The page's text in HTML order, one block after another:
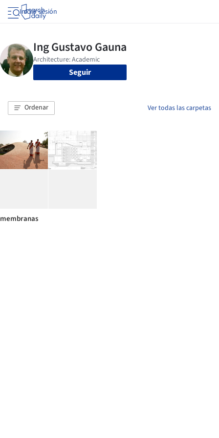
Iniciar sesión
Seguir
Ordenar Ver todas las carpetas
membranas